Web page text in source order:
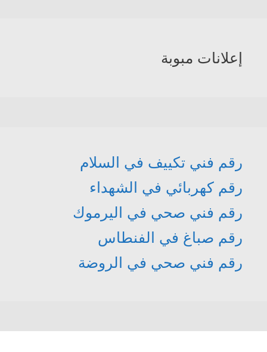
إعلانات مبوبة
رقم فني تكييف في السلام
رقم كهربائي في الشهداء
رقم فني صحي في اليرموك
رقم صباغ في الفنطاس
رقم فني صحي في الروضة